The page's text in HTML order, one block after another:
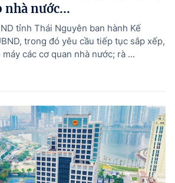
tử Chính phủ - Cổng Thông tin điện tử Chính
Chính phủ", "Cổng Thông tin điện tử Chính phủ",
www.chinhphu.vn khi phát hành lại thông tin
nhà nước...
tỉnh Thái Nguyên ban hành Kế
trong đó yêu cầu tiếp tục sắp xếp,
các cơ quan nhà nước; rà ...